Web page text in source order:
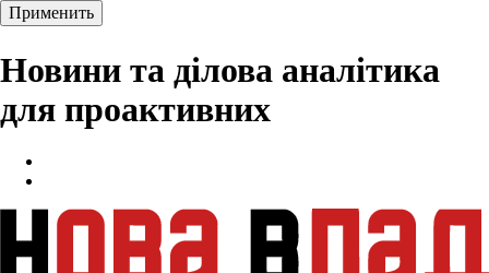
Новини та ділова аналітика
для проактивних